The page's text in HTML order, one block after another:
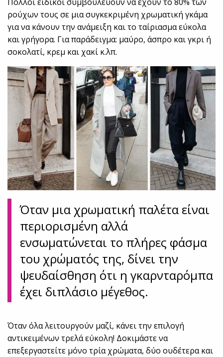
Πολλοί ειδικοί συμβουλεύουν να έχουν το 80% των
ρούχων τους σε μια συγκεκριμένη χρωματική γκάμα
για να κάνουν την ανάμειξη και το ταίριασμα εύκολα
και γρήγορα. Για παράδειγμα: μαύρο, άσπρο και γκρι ή
σοκολατί, κρεμ και χακί κ.λπ.
Όταν μια χρωματική παλέτα είναι
περιορισμένη αλλά
ενσωματώνεται το πλήρες φάσμα
του χρώματός της, δίνει την
ψευδαίσθηση ότι η γκαρνταρόμπα
έχει διπλάσιο μέγεθος.
Όταν όλα λειτουργούν μαζί, κάνει την επιλογή
αντικειμένων τρελά εύκολη! Δοκιμάστε να
επεξεργαστείτε μόνο τρία χρώματα, δύο ουδέτερα και